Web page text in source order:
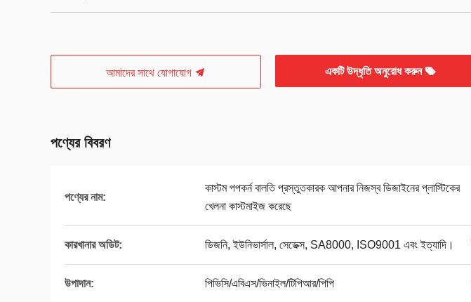
আমাদের সাথে যোগাযোগ একটি উদ্ধৃতি অনুরোধ করুন
পণ্যের বিবরণ
পণ্যের নাম:
কাস্টম পপকর্ন বালতি প্রস্তুতকারক আপনার নিজস্ব ডিজাইনের প্লাস্টিকের
খেলনা কাস্টমাইজ করেছে
কারখানার অডিট: ডিজনি, ইউনিভার্সাল, সেডেক্স, SA8000, ISO9001 এবং ইত্যাদি।
উপাদান: পিভিসি/এবিএস/ভিনাইল/টিপিআর/পিপি